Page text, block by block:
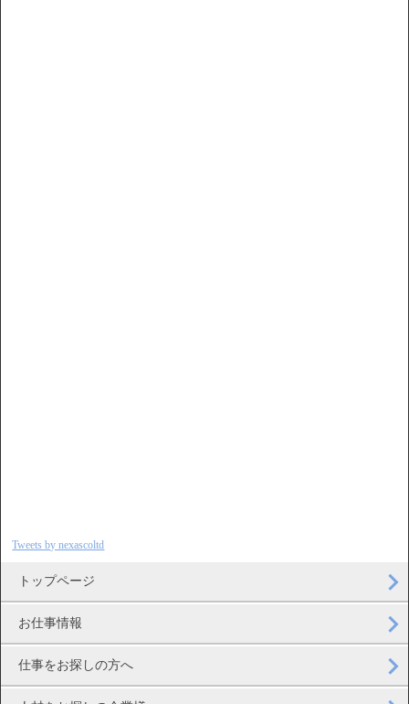
Tweets by nexascoltd
トップページ
お仕事情報
仕事をお探しの方へ